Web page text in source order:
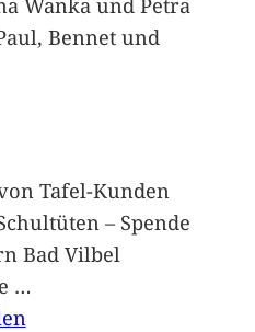
Bennet und
Tafel-Kunden
– Spende
Bad Vilbel
…